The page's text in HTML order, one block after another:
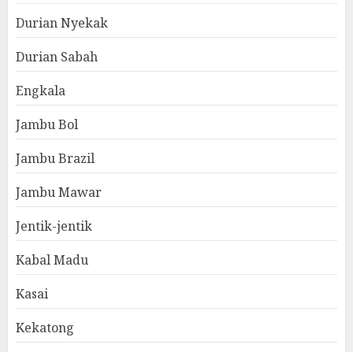
Durian Nyekak
Durian Sabah
Engkala
Jambu Bol
Jambu Brazil
Jambu Mawar
Jentik-jentik
Kabal Madu
Kasai
Kekatong